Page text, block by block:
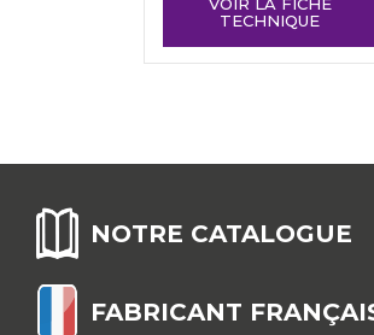
TECHNIQUE
NOTRE CATALOGUE
FABRICANT